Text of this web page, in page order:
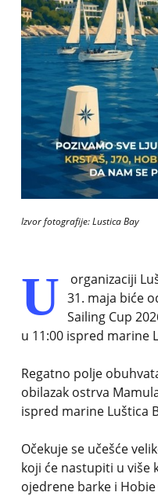
Izvor fotografije: Lustica Bay
U
organizaciji
31. maja biće
Sailing Cup
u 11:00 ispred marine
Regatno polje
obilazak ostrva
ispred marine Luštica
Očekuje se učešće
koji će nastupiti u više
ojedrene barke i Hobie